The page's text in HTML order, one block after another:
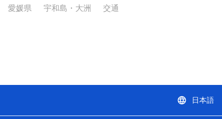
愛媛県 宇和島・大洲 交通
language 日本語